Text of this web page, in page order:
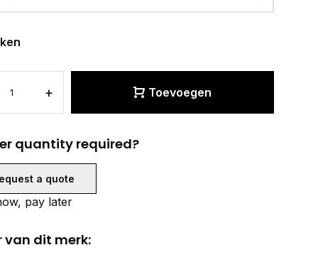
+ Toevoegen
quantity required?
a quote
pay later
van dit merk: